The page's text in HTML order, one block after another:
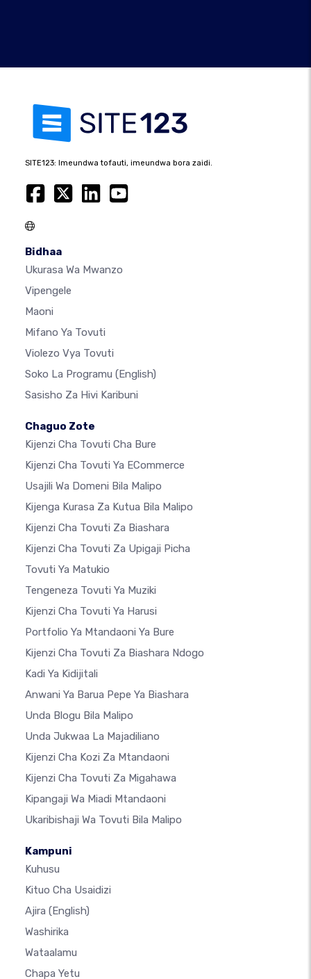
SITE123: Imeundwa tofauti, imeundwa bora zaidi.
Bidhaa
Ukurasa Wa Mwanzo
Vipengele
Maoni
Mifano Ya Tovuti
Violezo Vya Tovuti
Soko La Programu (English)
Sasisho Za Hivi Karibuni
Chaguo Zote
Kijenzi Cha Tovuti Cha Bure
Kijenzi Cha Tovuti Ya ECommerce
Usajili Wa Domeni Bila Malipo
Kijenga Kurasa Za Kutua Bila Malipo
Kijenzi Cha Tovuti Za Biashara
Kijenzi Cha Tovuti Za Upigaji Picha
Tovuti Ya Matukio
Tengeneza Tovuti Ya Muziki
Kijenzi Cha Tovuti Ya Harusi
Portfolio Ya Mtandaoni Ya Bure
Kijenzi Cha Tovuti Za Biashara Ndogo
Kadi Ya Kidijitali
Anwani Ya Barua Pepe Ya Biashara
Unda Blogu Bila Malipo
Unda Jukwaa La Majadiliano
Kijenzi Cha Kozi Za Mtandaoni
Kijenzi Cha Tovuti Za Migahawa
Kipangaji Wa Miadi Mtandaoni
Ukaribishaji Wa Tovuti Bila Malipo
Kampuni
Kuhusu
Kituo Cha Usaidizi
Ajira (English)
Washirika
Wataalamu
Chapa Yetu